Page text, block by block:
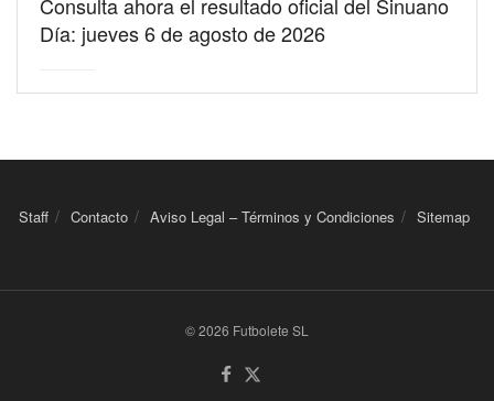
Consulta ahora el resultado oficial del Sinuano
Día: jueves 6 de agosto de 2026
Staff Contacto Aviso Legal – Términos y Condiciones Sitemap
© 2026 Futbolete SL